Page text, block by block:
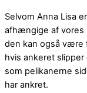
Selvom Anna Lisa
afhængige af vores
den kan også være
hvis ankeret
som pelikanerne
har ankret.